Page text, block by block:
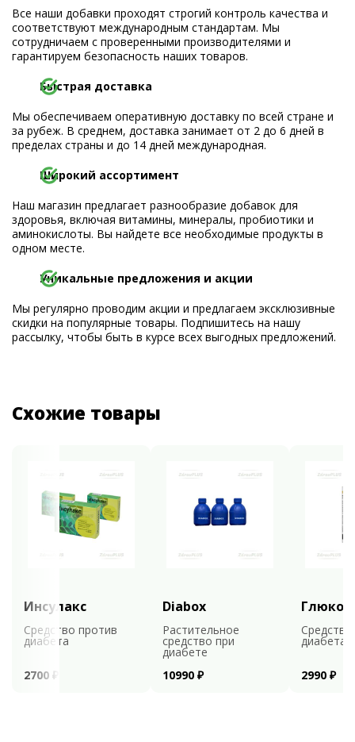
Все наши добавки проходят строгий контроль качества и
соответствуют международным стандартам. Мы
сотрудничаем с проверенными производителями и
гарантируем безопасность наших товаров.
Быстрая доставка
Мы обеспечиваем оперативную доставку по всей стране и
за рубеж. В среднем, доставка занимает от 2 до 6 дней в
пределах страны и до 14 дней международная.
Широкий ассортимент
Наш магазин предлагает разнообразие добавок для
здоровья, включая витамины, минералы, пробиотики и
аминокислоты. Вы найдете все необходимые продукты в
одном месте.
Уникальные предложения и акции
Мы регулярно проводим акции и предлагаем эксклюзивные
скидки на популярные товары. Подпишитесь на нашу
рассылку, чтобы быть в курсе всех выгодных предложений.
Схожие товары
Инсулакс
Средство против
диабета
2700 ₽
Diabox
Растительное
средство при
диабете
10990 ₽
диабета
2990 ₽